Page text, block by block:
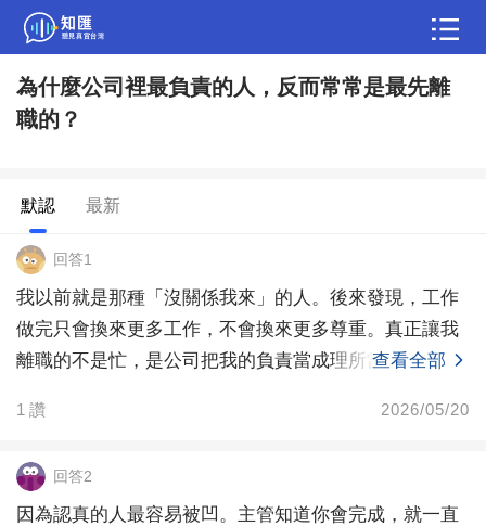
為什麼公司裡最負責的人，反而常常是最先離
職的？
默認 最新
回答1
我以前就是那種「沒關係我來」的人。後來發現，工作
做完只會換來更多工作，不會換來更多尊重。真正讓我
離職的不是忙，是公司把我的負責當成理所當然。
查看全部
1 讚 2026/05/20
回答2
因為認真的人最容易被凹。主管知道你會完成，就一直
問答
生活妙招